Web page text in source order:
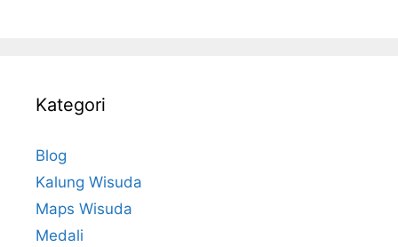
Kategori
Blog
Kalung Wisuda
Maps Wisuda
Medali